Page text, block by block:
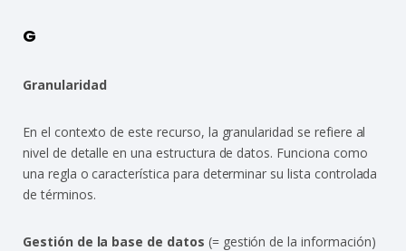
G
Granularidad
En el contexto de este recurso, la granularidad se refiere al
nivel de detalle en una estructura de datos. Funciona como
una regla o característica para determinar su lista controlada
de términos.
Gestión de la base de datos (= gestión de la información)